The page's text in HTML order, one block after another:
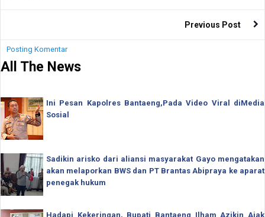
Previous Post
Posting Komentar
All The News
Ini Pesan Kapolres Bantaeng,Pada Video Viral diMedia
Sosial
Sadikin arisko dari aliansi masyarakat Gayo mengatakan
akan melaporkan BWS dan PT Brantas Abipraya ke aparat
penegak hukum
Hadapi Kekeringan, Bupati Bantaeng Ilham Azikin Ajak